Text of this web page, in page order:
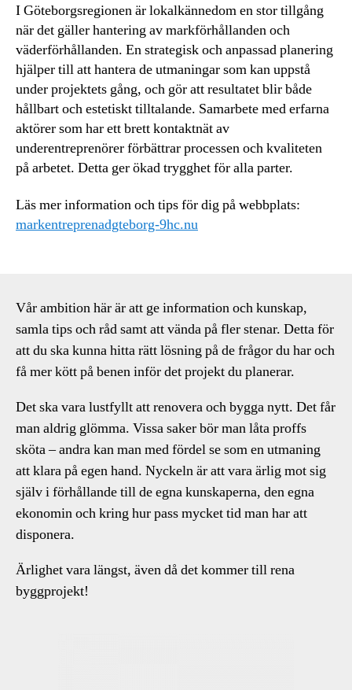
I Göteborgsregionen är lokalkännedom en stor tillgång
när det gäller hantering av markförhållanden och
väderförhållanden. En strategisk och anpassad planering
hjälper till att hantera de utmaningar som kan uppstå
under projektets gång, och gör att resultatet blir både
hållbart och estetiskt tilltalande. Samarbete med erfarna
aktörer som har ett brett kontaktnät av
underentreprenörer förbättrar processen och kvaliteten
på arbetet. Detta ger ökad trygghet för alla parter.
Läs mer information och tips för dig på webbplats:
markentreprenadgteborg-9hc.nu
Vår ambition här är att ge information och kunskap,
samla tips och råd samt att vända på fler stenar. Detta för
att du ska kunna hitta rätt lösning på de frågor du har och
få mer kött på benen inför det projekt du planerar.
Det ska vara lustfyllt att renovera och bygga nytt. Det får
man aldrig glömma. Vissa saker bör man låta proffs
sköta – andra kan man med fördel se som en utmaning
att klara på egen hand. Nyckeln är att vara ärlig mot sig
själv i förhållande till de egna kunskaperna, den egna
ekonomin och kring hur pass mycket tid man har att
disponera.
Ärlighet vara längst, även då det kommer till rena
byggprojekt!